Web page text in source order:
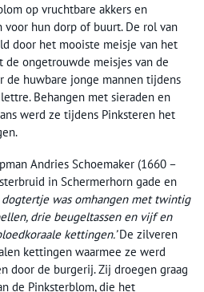
op vruchtbare akkers en
hun dorp of buurt. De rol van
door het mooiste meisje van het
ongetrouwde meisjes van de
de huwbare jonge mannen tijdens
Behangen met sieraden en
werd ze tijdens Pinksteren het
Andries Schoemaker (1660 –
in Schermerhorn gade en
dogtertje was omhangen met twintig
drie beugeltassen en vijf en
kettingen.’De zilveren
kettingen waarmee ze werd
door de burgerij. Zij droegen graag
de Pinksterblom, die het